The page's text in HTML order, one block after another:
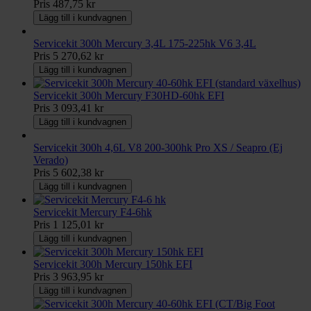
Pris 487,75 kr
Lägg till i kundvagnen
Servicekit 300h Mercury 3,4L 175-225hk V6 3,4L
Pris 5 270,62 kr
Lägg till i kundvagnen
Servicekit 300h Mercury F30HD-60hk EFI
Pris 3 093,41 kr
Lägg till i kundvagnen
Servicekit 300h 4,6L V8 200-300hk Pro XS / Seapro (Ej
Verado)
Pris 5 602,38 kr
Lägg till i kundvagnen
Servicekit Mercury F4-6hk
Pris 1 125,01 kr
Lägg till i kundvagnen
Servicekit 300h Mercury 150hk EFI
Pris 3 963,95 kr
Lägg till i kundvagnen